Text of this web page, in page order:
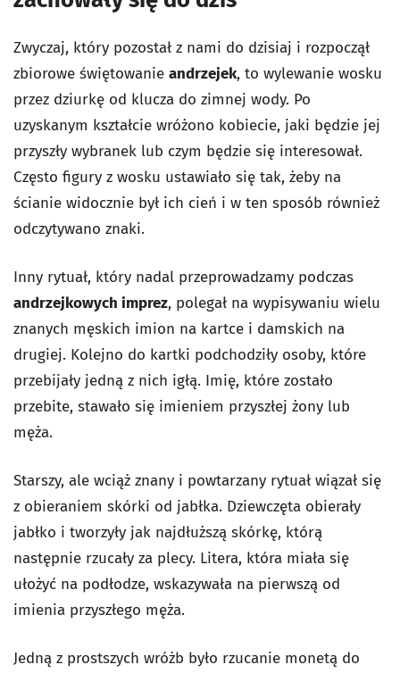
Zwyczaj, który pozostał z nami do dzisiaj i rozpoczął
zbiorowe świętowanie andrzejek, to wylewanie wosku
przez dziurkę od klucza do zimnej wody. Po
uzyskanym kształcie wróżono kobiecie, jaki będzie jej
przyszły wybranek lub czym będzie się interesował.
Często figury z wosku ustawiało się tak, żeby na
ścianie widocznie był ich cień i w ten sposób również
odczytywano znaki.
Inny rytuał, który nadal przeprowadzamy podczas
andrzejkowych imprez, polegał na wypisywaniu wielu
znanych męskich imion na kartce i damskich na
drugiej. Kolejno do kartki podchodziły osoby, które
przebijały jedną z nich igłą. Imię, które zostało
przebite, stawało się imieniem przyszłej żony lub
męża.
Starszy, ale wciąż znany i powtarzany rytuał wiązał się
z obieraniem skórki od jabłka. Dziewczęta obierały
jabłko i tworzyły jak najdłuższą skórkę, którą
następnie rzucały za plecy. Litera, która miała się
ułożyć na podłodze, wskazywała na pierwszą od
imienia przyszłego męża.
Jedną z prostszych wróżb było rzucanie monetą do